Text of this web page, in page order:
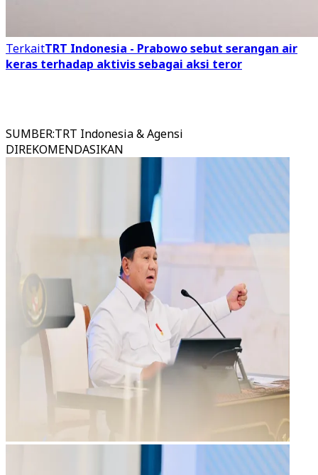
TerkaitTRT Indonesia - Prabowo sebut serangan air
keras terhadap aktivis sebagai aksi teror
SUMBER:TRT Indonesia & Agensi
DIREKOMENDASIKAN